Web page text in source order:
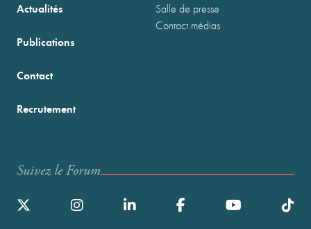
Actualités
Publications
Salle de presse
Contact médias
Contact
Recrutement
Suivez le Forum